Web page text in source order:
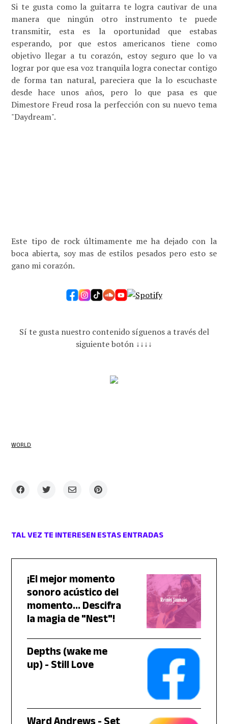
Si te gusta como la guitarra te logra cautivar de una
manera que ningún otro instrumento te puede
transmitir, esta es la oportunidad que estabas
esperando, por que estos americanos tiene como
objetivo llegar a tu corazón, estoy seguro que lo va
lograr por que esa voz tranquila logra conectar contigo
de forma tan natural, pareciera que la lo escuchaste
desde hace unos años, pero lo que pasa es que
Dimestore Freud rosa la perfección con su nuevo tema
"Daydream".
Este tipo de rock últimamente me ha dejado con la
boca abierta, soy mas de estilos pesados pero esto se
gano mi corazón.
Sí te gusta nuestro contenido síguenos a través del
siguiente botón ↓↓↓↓
WORLD
TAL VEZ TE INTERESEN ESTAS ENTRADAS
¡El mejor momento
sonoro acústico del
momento... Descifra
la magia de "Nest"!
Depths (wake me
up) - Still Love